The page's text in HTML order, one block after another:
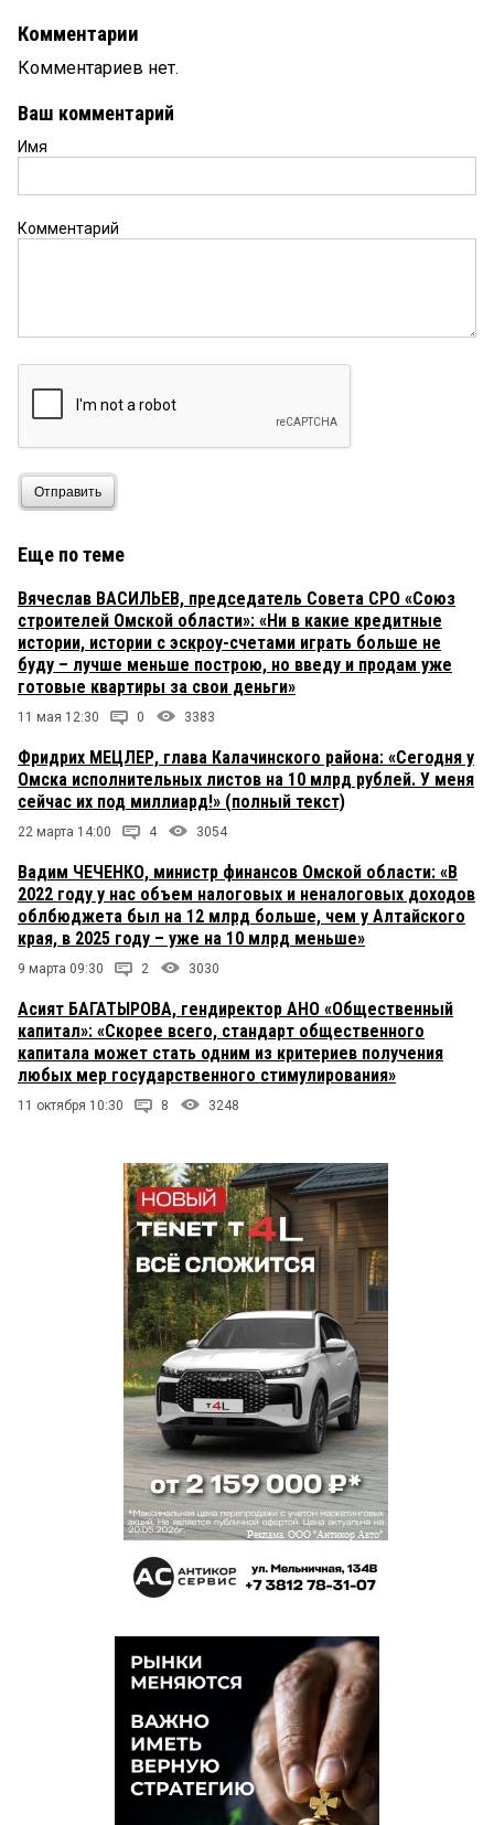
Комментарии
Комментариев нет.
Ваш комментарий
Имя
Комментарий
Отправить
Еще по теме
Вячеслав ВАСИЛЬЕВ, председатель Совета СРО «Союз
строителей Омской области»: «Ни в какие кредитные
истории, истории с эскроу-счетами играть больше не
буду – лучше меньше построю, но введу и продам уже
готовые квартиры за свои деньги»
11 мая 12:30 0 3383
Фридрих МЕЦЛЕР, глава Калачинского района: «Сегодня у
Омска исполнительных листов на 10 млрд рублей. У меня
сейчас их под миллиард!» (полный текст)
22 марта 14:00 4 3054
Вадим ЧЕЧЕНКО, министр финансов Омской области: «В
2022 году у нас объем налоговых и неналоговых доходов
облбюджета был на 12 млрд больше, чем у Алтайского
края, в 2025 году – уже на 10 млрд меньше»
9 марта 09:30 2 3030
Асият БАГАТЫРОВА, гендиректор АНО «Общественный
капитал»: «Скорее всего, стандарт общественного
капитала может стать одним из критериев получения
любых мер государственного стимулирования»
11 октября 10:30 8 3248